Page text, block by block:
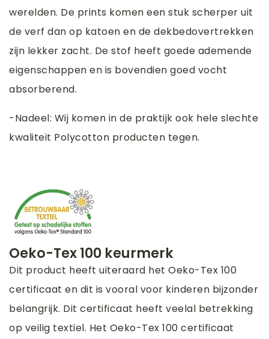
werelden. De prints komen een stuk scherper uit
de verf dan op katoen en de dekbedovertrekken
zijn lekker zacht. De stof heeft goede ademende
eigenschappen en is bovendien goed vocht
absorberend.
-Nadeel: Wij komen in de praktijk ook hele slechte
kwaliteit Polycotton producten tegen.
Oeko-Tex 100 keurmerk
Dit product heeft uiteraard het Oeko-Tex 100
certificaat en dit is vooral voor kinderen bijzonder
belangrijk. Dit certificaat heeft veelal betrekking
op veilig textiel. Het Oeko-Tex 100 certificaat